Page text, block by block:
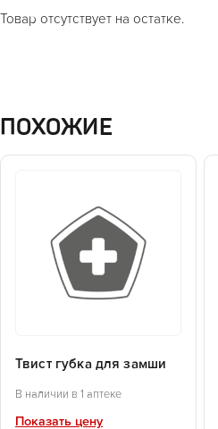
Товар отсутствует на остатке.
ПОХОЖИЕ
Твист губка для замши
В наличии в 1 аптеке
Показать цену